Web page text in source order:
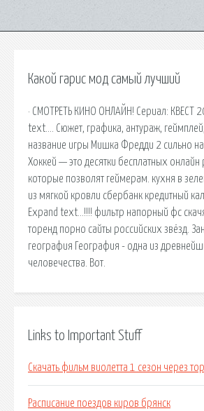
Какой гарис мод самый лучший
· СМОТРЕТЬ КИНО ОНЛАЙН! Сериал: КВЕСТ
text…. Сюжет, графика, антураж,
название игры Мишка Фредди 2 сильно
Хоккей — это десятки бесплатных онлайн
которые позволят геймерам. кухня в
из мягкой кровли сбербанк кредитный
Expand text…!!!! фильтр напорный фс
торенд порно сайты российских звёзд.
география География - одна из
человечества. Вот.
Links to Important Stuff
Скачать фильм виолетта 1 сезон через
Расписание поездов киров брянск